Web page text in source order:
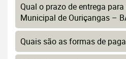
Qual o prazo de entrega
Municipal de Ouriçangas –
Quais são as formas de